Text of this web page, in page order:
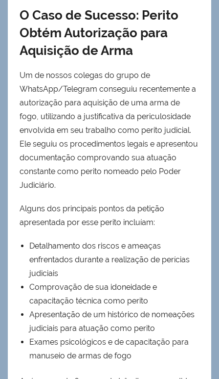
O Caso de Sucesso: Perito
Obtém Autorização para
Aquisição de Arma
Um de nossos colegas do grupo de
WhatsApp/Telegram conseguiu recentemente a
autorização para aquisição de uma arma de
fogo, utilizando a justificativa da periculosidade
envolvida em seu trabalho como perito judicial.
Ele seguiu os procedimentos legais e apresentou
documentação comprovando sua atuação
constante como perito nomeado pelo Poder
Judiciário.
Alguns dos principais pontos da petição
apresentada por esse perito incluíam:
Detalhamento dos riscos e ameaças
enfrentados durante a realização de perícias
judiciais
Comprovação de sua idoneidade e
capacitação técnica como perito
Apresentação de um histórico de nomeações
judiciais para atuação como perito
Exames psicológicos e de capacitação para
manuseio de armas de fogo